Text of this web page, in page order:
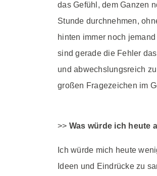
das Gefühl, dem Ganzen
Stunde durchnehmen,
hinten immer noch
sind gerade die Fehler
und abwechslungsreich
großen Fragezeichen im
>> Was würde ich heute
Ich würde mich heute
Ideen und Eindrücke zu